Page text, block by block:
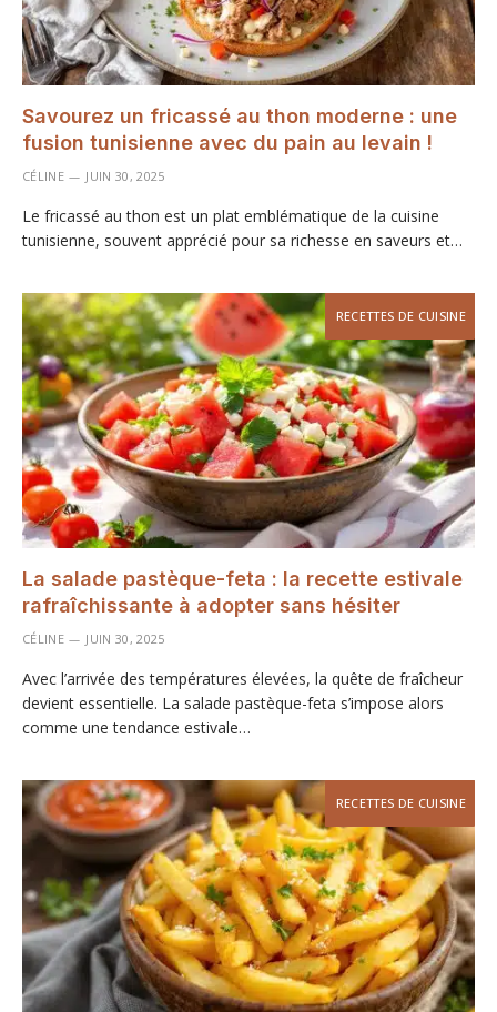
Savourez un fricassé au thon moderne : une
fusion tunisienne avec du pain au levain !
CÉLINE JUIN 30, 2025
Le fricassé au thon est un plat emblématique de la cuisine
tunisienne, souvent apprécié pour sa richesse en saveurs et…
RECETTES DE CUISINE
La salade pastèque-feta : la recette estivale
rafraîchissante à adopter sans hésiter
CÉLINE JUIN 30, 2025
Avec l’arrivée des températures élevées, la quête de fraîcheur
devient essentielle. La salade pastèque-feta s’impose alors
comme une tendance estivale…
RECETTES DE CUISINE